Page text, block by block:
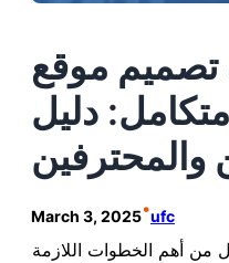
موقع
دليل
والمحترفين
March 3, 2025•ufc
من أهم الخطوات اللازمة